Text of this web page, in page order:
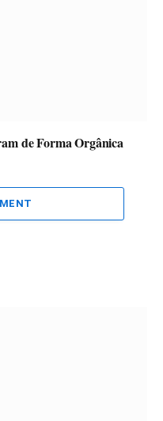
de Forma Orgânica